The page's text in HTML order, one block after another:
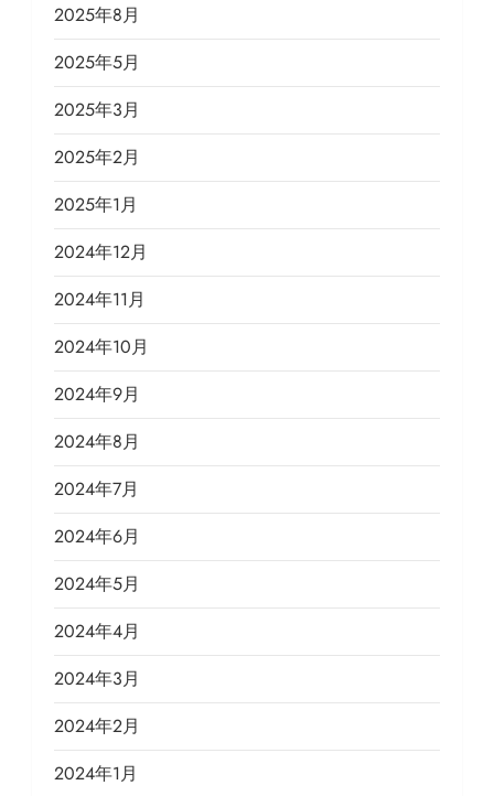
2025年8月
2025年5月
2025年3月
2025年2月
2025年1月
2024年12月
2024年11月
2024年10月
2024年9月
2024年8月
2024年7月
2024年6月
2024年5月
2024年4月
2024年3月
2024年2月
2024年1月